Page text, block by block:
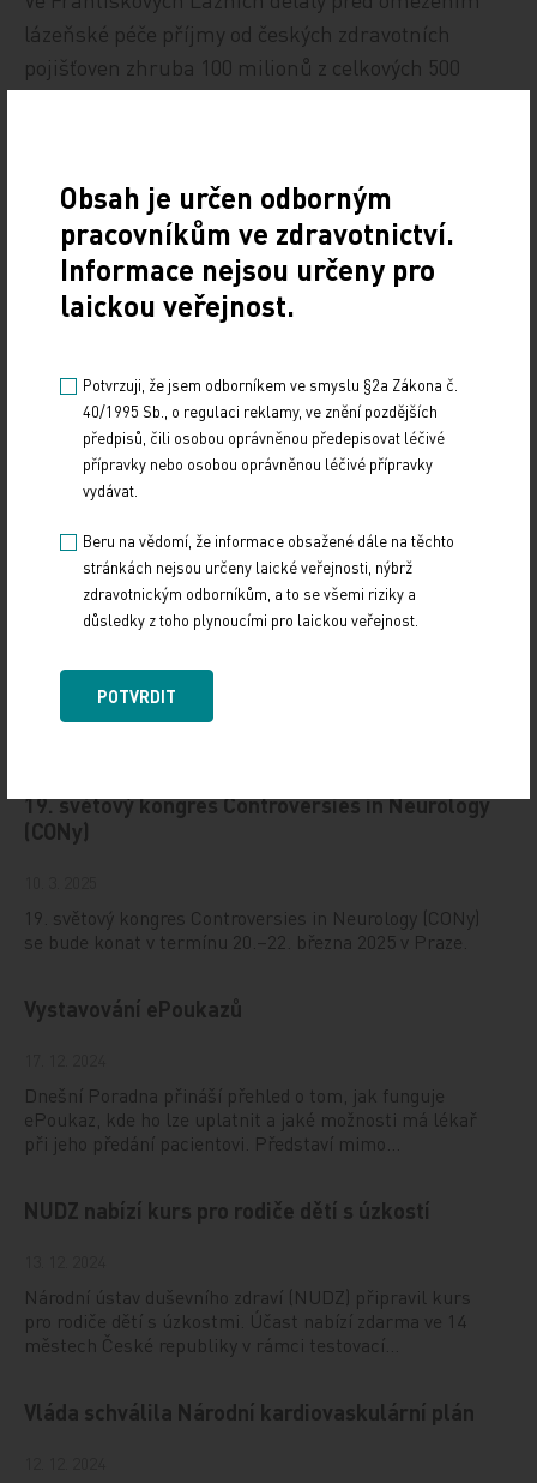
lázeňské péče příjmy od českých zdravotních
pojišťoven zhruba 100 milionů z celkových 500
i českých samoplátců.
ČTK
Zdroj: ČTK
POLITIKA
Sdílejte článek
19. světový kongres Controversies in Neurology
(CONy)
19. světový kongres Controversies in Neurology (CONy)
se bude konat v termínu 20.–22. března 2025 v Praze.
Vystavování ePoukazů
Dnešní Poradna přináší přehled o tom, jak funguje
ePoukaz, kde ho lze uplatnit a jaké možnosti má lékař
při jeho předání pacientovi. Představí mimo…
NUDZ nabízí kurs pro rodiče dětí s úzkostí
Národní ústav duševního zdraví (NUDZ) připravil kurs
pro rodiče dětí s úzkostmi. Účast nabízí zdarma ve 14
městech České republiky v rámci testovací…
Vláda schválila Národní kardiovaskulární plán
Obsah je určen odborným
pracovníkům ve zdravotnictví.
Informace nejsou určeny pro
laickou veřejnost.
Potvrzuji, že jsem odborníkem ve smyslu §2a Zákona č.
40/1995 Sb., o regulaci reklamy, ve znění pozdějších
předpisů, čili osobou oprávněnou předepisovat léčivé
přípravky nebo osobou oprávněnou léčivé přípravky
vydávat.
Beru na vědomí, že informace obsažené dále na těchto
stránkách nejsou určeny laické veřejnosti, nýbrž
zdravotnickým odborníkům, a to se všemi riziky a
důsledky z toho plynoucími pro laickou veřejnost.
POTVRDIT